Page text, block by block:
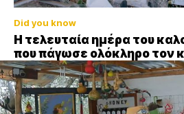
Did you know
Η τελευταία ημέρα του
που πάγωσε ολόκληρο τον